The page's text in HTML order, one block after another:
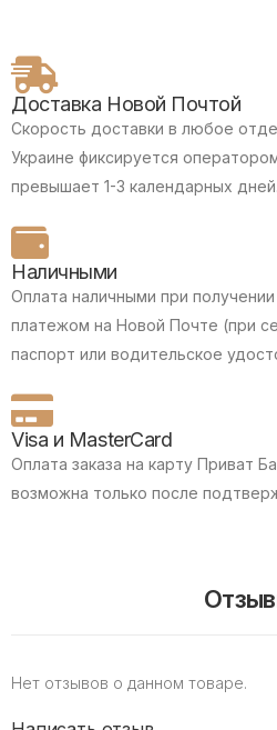
Доставка Новой Почтой
Скорость доставки в любое
Украине фиксируется
превышает 1-3 календарных дней.
Наличными
Оплата наличными при получении
платежом на Новой Почте (при
паспорт или водительское
Visa и MasterCard
Оплата заказа на карту Приват
возможна только после
Нет отзывов о данном товаре.